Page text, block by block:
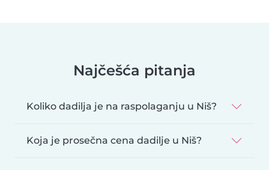
Najčešća pitanja
Koliko dadilja je na raspolaganju u Niš?
Koja je prosečna cena dadilje u Niš?